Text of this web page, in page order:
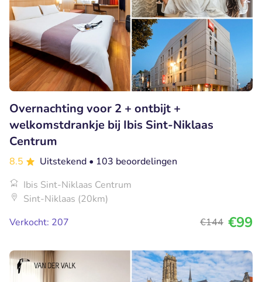
Overnachting voor 2 + ontbijt +
welkomstdrankje bij Ibis Sint-Niklaas
Centrum
8.5 Uitstekend • 103 beoordelingen
Ibis Sint-Niklaas Centrum
Sint-Niklaas (20km)
Verkocht: 207
€144 €99